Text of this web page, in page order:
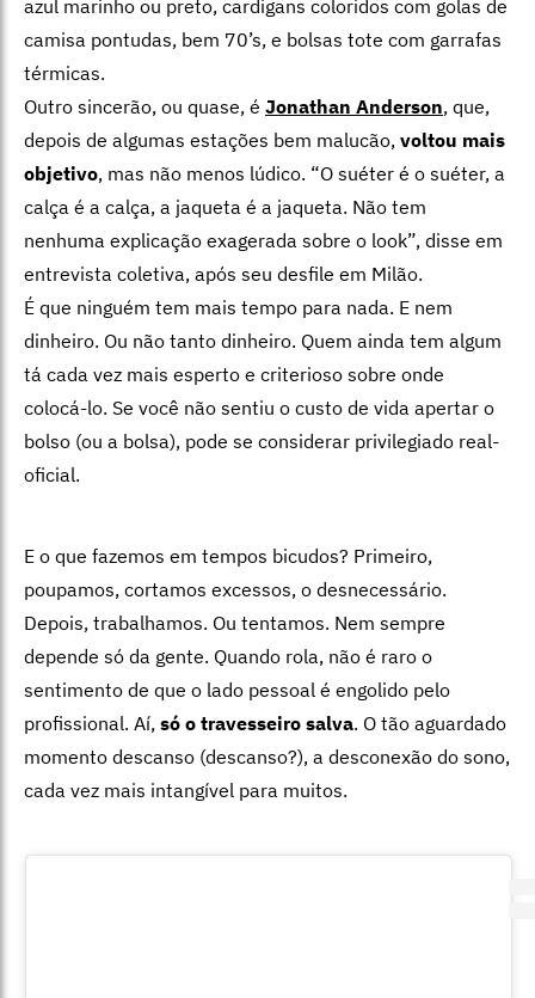
azul marinho ou preto, cardigans coloridos com golas de
camisa pontudas, bem 70’s, e bolsas tote com garrafas
térmicas.
Outro sincerão, ou quase, é Jonathan Anderson, que,
depois de algumas estações bem malucão, voltou mais
objetivo, mas não menos lúdico. “O suéter é o suéter, a
calça é a calça, a jaqueta é a jaqueta. Não tem
nenhuma explicação exagerada sobre o look”, disse em
entrevista coletiva, após seu desfile em Milão.
É que ninguém tem mais tempo para nada. E nem
dinheiro. Ou não tanto dinheiro. Quem ainda tem algum
tá cada vez mais esperto e criterioso sobre onde
colocá-lo. Se você não sentiu o custo de vida apertar o
bolso (ou a bolsa), pode se considerar privilegiado real-
oficial.
E o que fazemos em tempos bicudos? Primeiro,
poupamos, cortamos excessos, o desnecessário.
Depois, trabalhamos. Ou tentamos. Nem sempre
depende só da gente. Quando rola, não é raro o
sentimento de que o lado pessoal é engolido pelo
profissional. Aí, só o travesseiro salva. O tão aguardado
momento descanso (descanso?), a desconexão do sono,
cada vez mais intangível para muitos.